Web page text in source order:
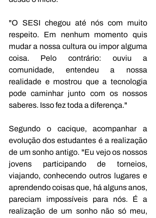
"O SESI chegou até nós com muito
respeito. Em nenhum momento quis
mudar a nossa cultura ou impor alguma
coisa. Pelo contrário: ouviu a
comunidade, entendeu a nossa
realidade e mostrou que a tecnologia
pode caminhar junto com os nossos
saberes. Isso fez toda a diferença."
Segundo o cacique, acompanhar a
evolução dos estudantes é a realização
de um sonho antigo. "Eu vejo os nossos
jovens participando de torneios,
viajando, conhecendo outros lugares e
aprendendo coisas que, há alguns anos,
pareciam impossíveis para nós. É a
realização de um sonho não só meu,